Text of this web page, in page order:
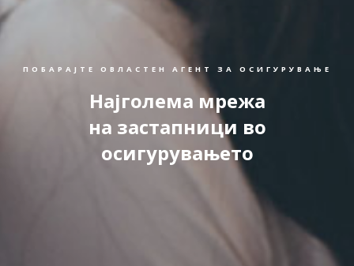
ПОБАРАЈТЕ ОВЛАСТЕН АГЕНТ ЗА ОСИГУРУВАЊЕ
Најголема мрежа
на застапници во
осигурувањето